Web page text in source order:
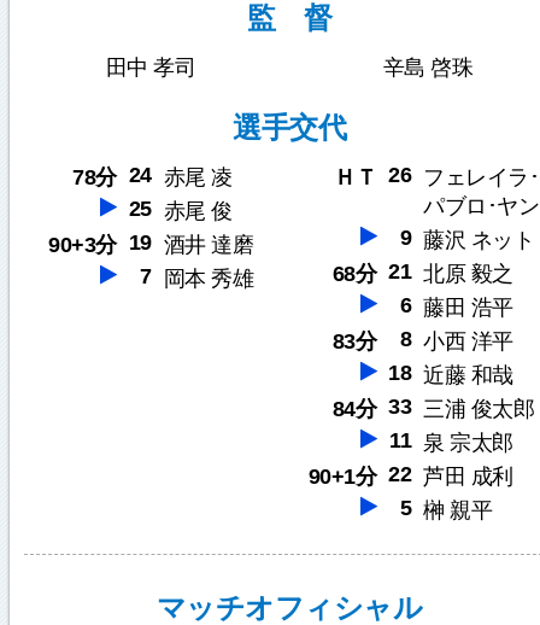
監 督
田中 孝司 辛島 啓珠
選手交代
78分 24 赤尾 凌
25 赤尾 俊
90+3分 19 酒井 達磨
7
岡本 秀雄
ＨＴ 26 フェレイラ･
パブロ･ヤン
9 藤沢 ネット
68分 21 北原 毅之
6 藤田 浩平
83分
8 小西 洋平
18 近藤 和哉
84分 33 三浦 俊太郎
11 泉 宗太郎
90+1分 22 芦田 成利
5 榊 親平
マッチオフィシャル